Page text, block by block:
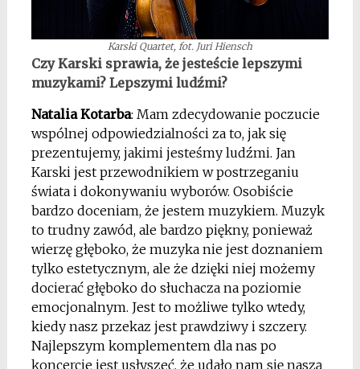
Karski Quartet, fot. Juri Hiensch
Czy Karski sprawia, że jesteście lepszymi
muzykami? Lepszymi ludźmi?
Natalia Kotarba: Mam zdecydowanie poczucie
wspólnej odpowiedzialności za to, jak się
prezentujemy, jakimi jesteśmy ludźmi. Jan
Karski jest przewodnikiem w postrzeganiu
świata i dokonywaniu wyborów. Osobiście
bardzo doceniam, że jestem muzykiem. Muzyk
to trudny zawód, ale bardzo piękny, ponieważ
wierzę głęboko, że muzyka nie jest doznaniem
tylko estetycznym, ale że dzięki niej możemy
docierać głęboko do słuchacza na poziomie
emocjonalnym. Jest to możliwe tylko wtedy,
kiedy nasz przekaz jest prawdziwy i szczery.
Najlepszym komplementem dla nas po
koncercie jest usłyszeć, że udało nam się naszą